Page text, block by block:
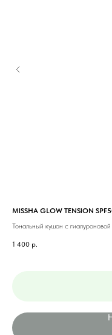
MISSHA GLOW TENSION
Тональный кушон с
1 400 р.